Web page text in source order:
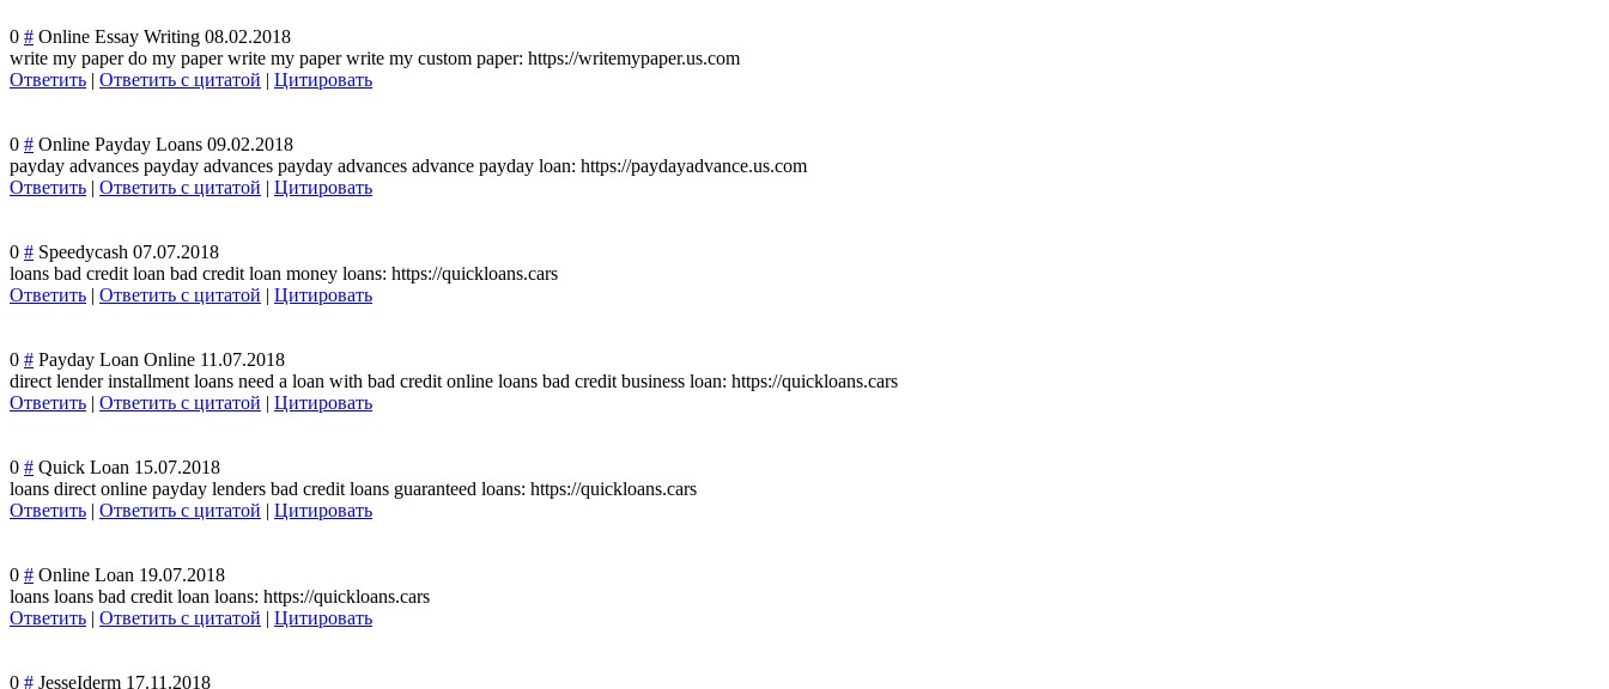
0 # Online Essay Writing 08.02.2018
write my paper do my paper write my paper write my custom paper: https://writemypaper.us.com
Ответить | Ответить с цитатой | Цитировать
0 # Online Payday Loans 09.02.2018
payday advances payday advances payday advances advance payday loan: https://paydayadvance.us.com
Ответить | Ответить с цитатой | Цитировать
0 # Speedycash 07.07.2018
loans bad credit loan bad credit loan money loans: https://quickloans.cars
Ответить | Ответить с цитатой | Цитировать
0 # Payday Loan Online 11.07.2018
direct lender installment loans need a loan with bad credit online loans bad credit business loan: https://quickloans.cars
Ответить | Ответить с цитатой | Цитировать
0 # Quick Loan 15.07.2018
loans direct online payday lenders bad credit loans guaranteed loans: https://quickloans.cars
Ответить | Ответить с цитатой | Цитировать
0 # Online Loan 19.07.2018
loans loans bad credit loan loans: https://quickloans.cars
Ответить | Ответить с цитатой | Цитировать
0 # JesseIderm 17.11.2018